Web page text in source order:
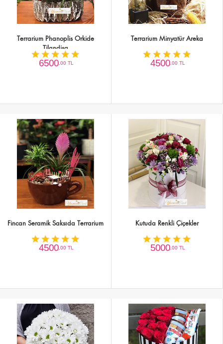
Terrarium Phanoplis Orkide
Tilandisa
6500,00 TL
Terrarium Minyatür Areka
4500,00 TL
Fincan Seramik Saksıda Terrarium
4500,00 TL
Kutuda Renkli Çiçekler
5000,00 TL